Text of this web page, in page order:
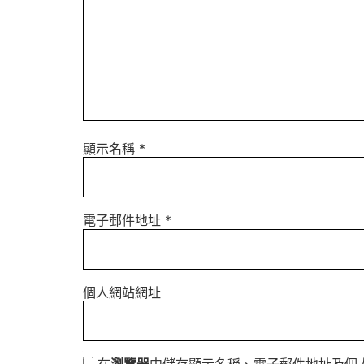
顯示名稱 *
電子郵件地址 *
個人網站網址